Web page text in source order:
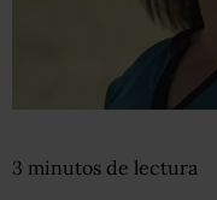
3 minutos de lectura